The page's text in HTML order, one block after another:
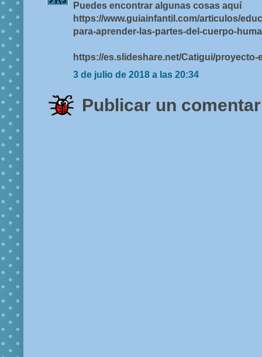
Puedes encontrar algunas cosas aquí
https://www.guiainfantil.com/articulos/
para-aprender-las-partes-del-cuerpo-
https://es.slideshare.net/Catigui/proyecto-
3 de julio de 2018 a las 20:34
Publicar un